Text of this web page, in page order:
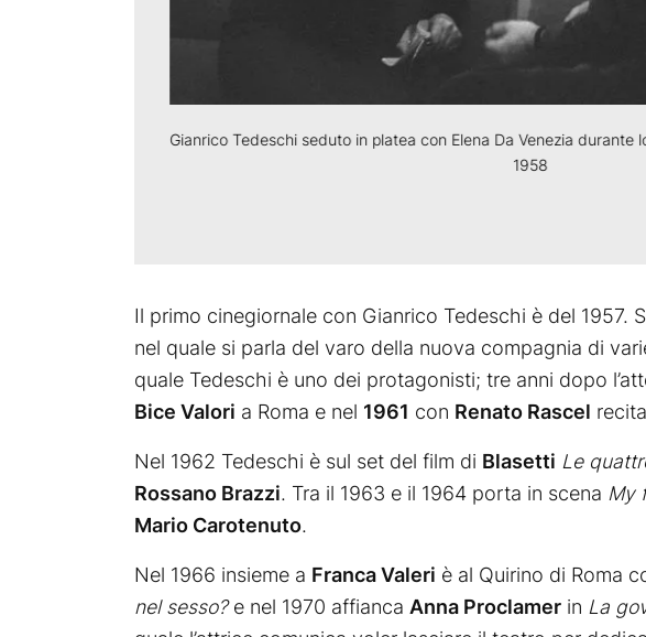
Gianrico Tedeschi seduto in platea con Elena Da Venezia durante
1958
Il primo cinegiornale con Gianrico Tedeschi è del 1957.
nel quale si parla del varo della nuova compagnia di
quale Tedeschi è uno dei protagonisti; tre anni dopo
Bice Valori a Roma e nel 1961 con Renato Rascel
Nel 1962 Tedeschi è sul set del film di Blasetti Le
Rossano Brazzi. Tra il 1963 e il 1964 porta in scena My
Mario Carotenuto.
Nel 1966 insieme a Franca Valeri è al Quirino di Roma
nel sesso?e nel 1970 affianca Anna Proclamer in La